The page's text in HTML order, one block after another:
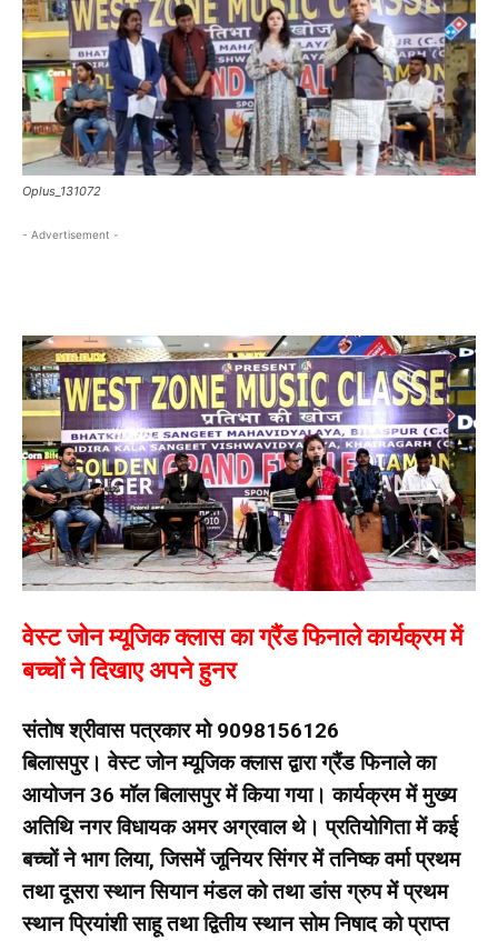
Oplus_131072
- Advertisement -
वेस्ट जोन म्यूजिक क्लास का ग्रैंड फिनाले कार्यक्रम में
बच्चों ने दिखाए अपने हुनर
संतोष श्रीवास पत्रकार मो 9098156126
बिलासपुर। वेस्ट जोन म्यूजिक क्लास द्वारा ग्रैंड फिनाले का
आयोजन 36 मॉल बिलासपुर में किया गया। कार्यक्रम में मुख्य
अतिथि नगर विधायक अमर अग्रवाल थे। प्रतियोगिता में कई
बच्चों ने भाग लिया, जिसमें जूनियर सिंगर में तनिष्क वर्मा प्रथम
तथा दूसरा स्थान सियान मंडल को तथा डांस ग्रुप में प्रथम
स्थान प्रियांशी साहू तथा द्वितीय स्थान सोम निषाद को प्राप्त